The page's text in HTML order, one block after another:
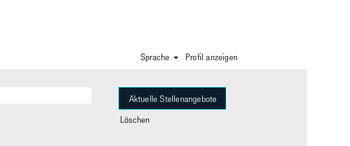
Sprache Profil anzeigen
Löschen